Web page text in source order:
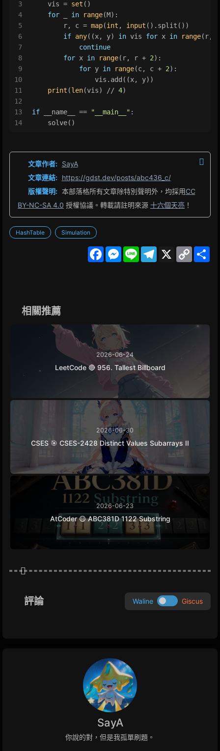
3
4
5
6
7
8
9
10
11
12
13
14
    vis =
set ()
for
in range(M):
        r, c =
map(int , input ().split())
if any((x, y) in vis for x in range(r,
continue
for x in range(r, r + 2):
for y in range(c, c + 2):
                vis.add((x, y))
print (len(vis) // 4)
if __name__ == "__main__" :
    solve()
文章作者: SayA
文章連結: https://gdst.dev/posts/abc436_c/
版權聲明: 本部落格所有文章除特別聲明外，均採用CC
BY-NC-SA 4.0 授權協議。轉載請註明來源 十六個天亮 ！
HashTable Simulation
F
M
L
X
C
相關推薦
2026-06-24
LeetCode 🔴 956. Tallest Billboard
2026-06-30
CSES 🎯 CSES-2428 Distinct Values Subarrays II
2026-06-23
AtCoder 🟡 ABC381D 1122 Substring
評論 Waline Giscus
SayA
你說的對，但是我孤單刷題。